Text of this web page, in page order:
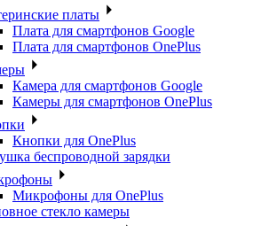
платы
Плата для смартфонов Google
Плата для смартфонов OnePlus
Камера для смартфонов Google
Камеры для смартфонов OnePlus
Кнопки для OnePlus
беспроводной зарядки
Микрофоны для OnePlus
стекло камеры